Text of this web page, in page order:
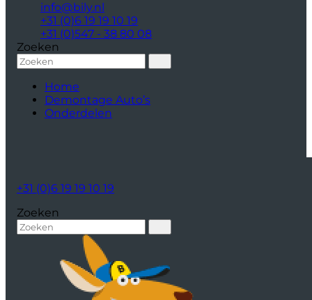
info@bily.nl
+31 (0)6 19 19 10 19
+31 (0)547 - 38 80 08
Zoeken
Home
Demontage Auto’s
Onderdelen
+31 (0)6 19 19 10 19
Zoeken